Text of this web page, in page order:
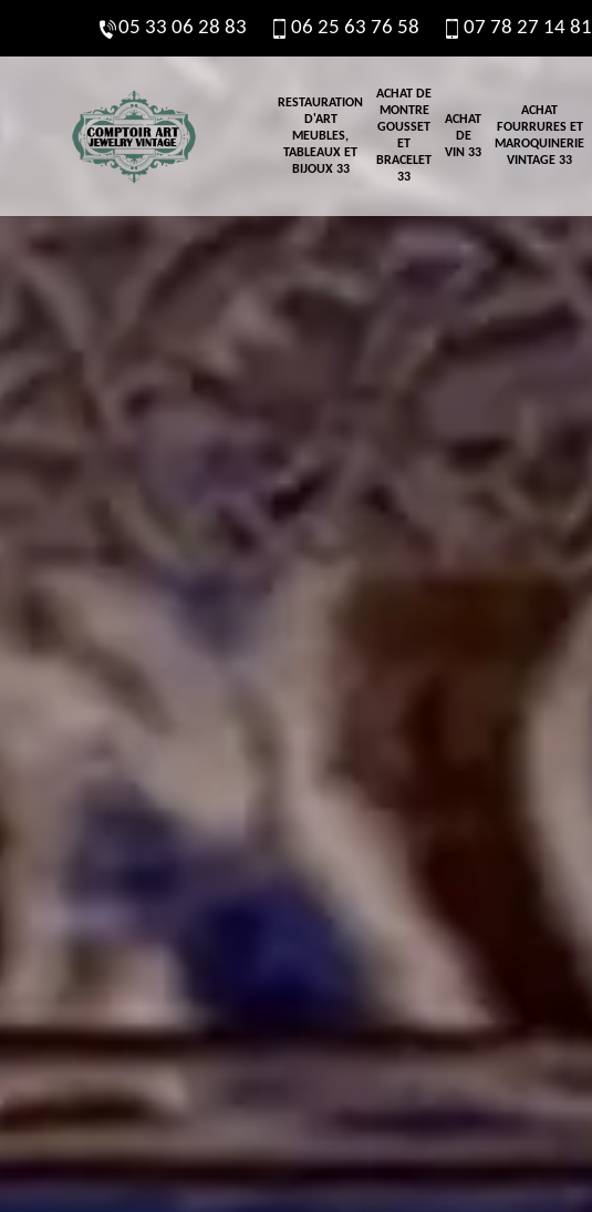
05 33 06 28 83 06 25 63 76 58 07 78 27 14 81
RESTAURATION
D'ART
MEUBLES,
TABLEAUX ET
BIJOUX 33
ACHAT DE
MONTRE
GOUSSET
ET
BRACELET
33
ACHAT
DE
VIN 33
ACHAT
FOURRURES ET
MAROQUINERIE
VINTAGE 33